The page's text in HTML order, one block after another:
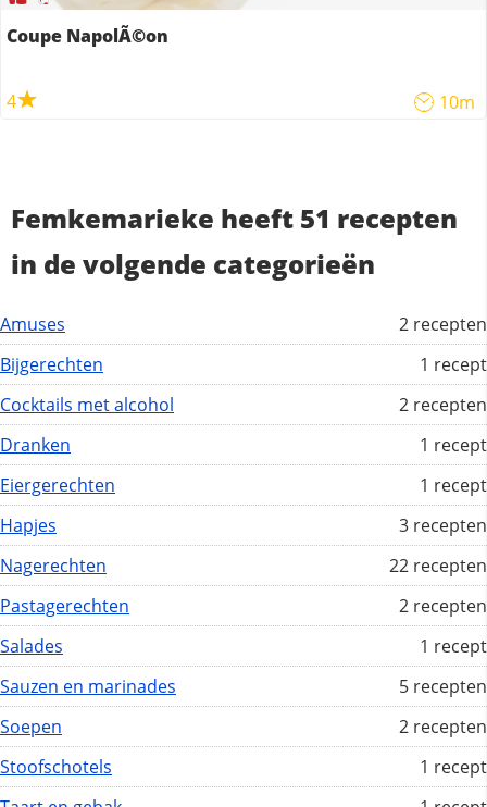
Coupe NapolÃ©on
4 10m
Femkemarieke heeft 51 recepten
in de volgende categorieën
2 recepten
Amuses
1 recept
Bijgerechten
2 recepten
Cocktails met alcohol
1 recept
Dranken
1 recept
Eiergerechten
3 recepten
Hapjes
22 recepten
Nagerechten
2 recepten
Pastagerechten
1 recept
Salades
5 recepten
Sauzen en marinades
2 recepten
Soepen
1 recept
Stoofschotels